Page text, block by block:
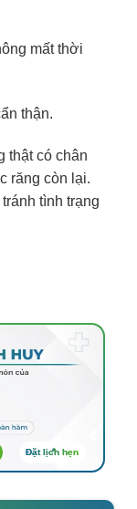
mất thời
thận.
thật có chân
răng còn lại.
tình trạng
Đặt lịch hẹn